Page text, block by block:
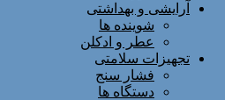
آرایشی و بهداشتی
شوینده ها
عطر و ادکلن
تجهیزات سلامتی
فشار سنج
دستگاه ها